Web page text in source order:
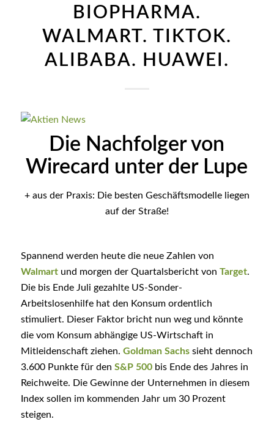
BIOPHARMA.
WALMART. TIKTOK.
ALIBABA. HUAWEI.
Die Nachfolger von
Wirecard unter der Lupe
+ aus der Praxis: Die besten Geschäftsmodelle liegen
auf der Straße!
Spannend werden heute die neue Zahlen von
Walmartund morgen der Quartalsbericht von Target.
Die bis Ende Juli gezahlte US-Sonder-
Arbeitslosenhilfe hat den Konsum ordentlich
stimuliert. Dieser Faktor bricht nun weg und könnte
die vom Konsum abhängige US-Wirtschaft in
Mitleidenschaft ziehen. Goldman Sachssieht dennoch
3.600 Punkte für den S&P 500bis Ende des Jahres in
Reichweite. Die Gewinne der Unternehmen in diesem
Index sollen im kommenden Jahr um 30 Prozent
steigen.